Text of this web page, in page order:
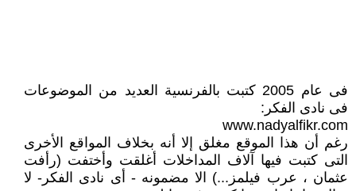
فى عام 2005 كتبت بالفرنسية العديد من الموضوعات
فى نادى الفكر:
www.nadyalfikr.com
رغم أن هذا الموقع مغلق إلا أنه بخلاف المواقع الأخرى
التى كتبت فيها آلاف المداخلات أغلقت وأختفت (رأفت
عثمان ، عرب فيلمز...) الا مضمونه - أى نادى الفكر- لا